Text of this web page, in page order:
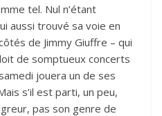
tel. Nul n’étant
aussi trouvé sa voie en
de Jimmy Giuffre – qui
de somptueux concerts
jouera un de ses
s’il est parti, un peu,
pas son genre de